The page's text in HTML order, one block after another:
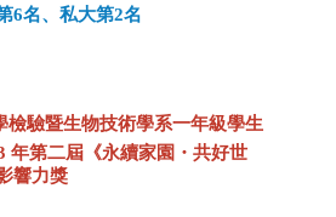
6名、私大第2名
檢驗暨生物技術學系一年級學生
年第二屆《永續家園・共好世
響力獎